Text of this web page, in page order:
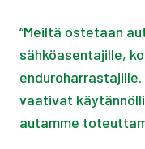
“Meiltä ostetaan
sähköasentajille,
vaativat
autamme